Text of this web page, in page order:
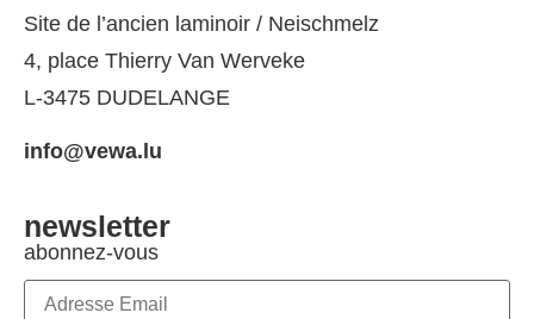
Site de l’ancien laminoir / Neischmelz
4, place Thierry Van Werveke
L-3475 DUDELANGE
info@vewa.lu
newsletter
abonnez-vous